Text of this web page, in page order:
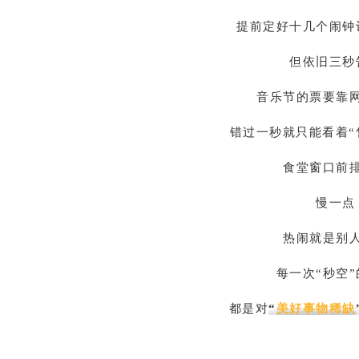
提前定好十几个闹
但依旧三秒
音乐节的票要靠
错过一秒就只能看着
食堂窗口前
慢一点
热闹就是别
每一次“秒空
都是对“美好事物稀缺